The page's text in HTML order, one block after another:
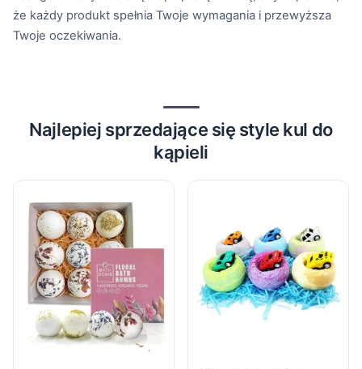
że każdy produkt spełnia Twoje wymagania i przewyższa
Twoje oczekiwania.
Najlepiej sprzedające się style kul do
kąpieli